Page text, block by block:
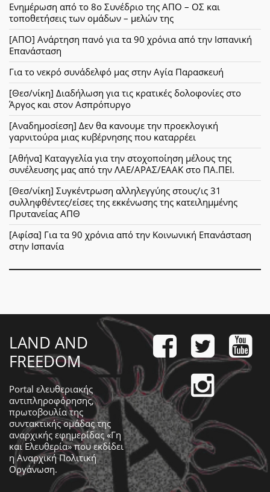
Ενημέρωση από το 8ο Συνέδριο της ΑΠΟ – ΟΣ και
τοποθετήσεις των ομάδων – μελών της
[ΑΠΟ] Ανάρτηση πανό για τα 90 χρόνια από την Ισπανική
Επανάσταση
Για το νεκρό συνάδελφό μας στην Αγία Παρασκευή
[Θεσ/νίκη] Διαδήλωση για τις κρατικές δολοφονίες στο
Άργος και στον Ασπρόπυργο
[Αναδημοσίεση] Δεν θα κανουμε την προεκλογική
γαρνιτούρα μιας κυβέρνησης που καταρρέει
[Αθήνα] Καταγγελία για την στοχοποίηση μέλους της
συνέλευσης μας από την ΛΑΕ/ΑΡΑΣ/ΕΑΑΚ στο ΠΑ.ΠΕΙ.
[Θεσ/νίκη] Συγκέντρωση αλληλεγγύης στους/ις 31
συλληφθέντες/είσες της εκκένωσης της κατειλημμένης
Πρυτανείας ΑΠΘ
[Αφίσα] Για τα 90 χρόνια από την Κοινωνική Επανάσταση
στην Ισπανία
LAND AND
FREEDOM
Portal ελευθεριακής
αντιπληροφόρησης,
πρωτοβουλία της
συντακτικής ομάδας της
αναρχικής εφημερίδας «Γη
και Ελευθερία» που εκδίδει
ηΑναρχική Πολιτική
Οργάνωση.